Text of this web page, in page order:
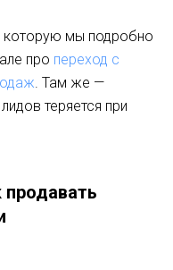
которую мы подробно
про переход с
. Там же —
теряется при
продавать